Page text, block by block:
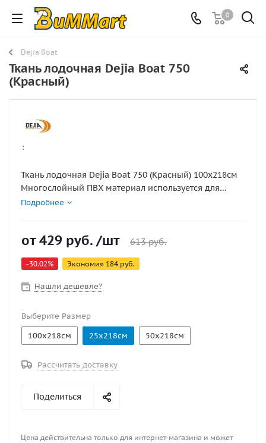
0
Dejia Boat
Ткань лодочная Dejia Boat 750
(Красный)
:
Ткань лодочная Dejia Boat 750 (Красный) 100х218см
Многослойный ПВХ материал используется для
изготовления надувных баллонов и (или) лодок.
ПВХ лодок прочность и стойкость к истиранию.
пневмоконструкций, а так же для технологических
Подробнее
от429 руб. /шт 613 руб.
-30.02% Экономия 184 руб.
Нашли дешевле?
Выберите Размер
100х218см
25х218см 50х218см
Рассчитать доставку
Поделиться
Цена действительна только для интернет-магазина и может